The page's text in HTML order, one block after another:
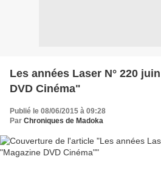
Les années Laser N° 220
DVD Cinéma"
Publié le 08/06/2015 à 09:28
Par Chroniques de Madoka